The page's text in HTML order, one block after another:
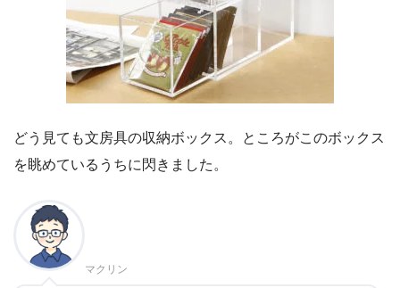
どう見ても文房具の収納ボックス。ところがこのボックス
を眺めているうちに閃きました。
マクリン